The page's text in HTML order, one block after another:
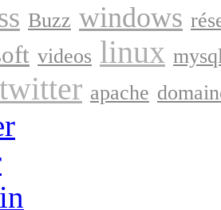
Buzz windows
videos linux
twitter apache